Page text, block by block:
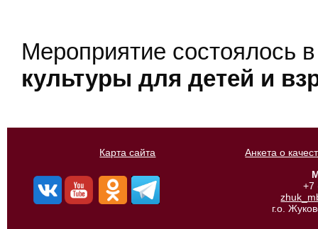
Мероприятие состоялось
культуры для детей и
Карта сайта
Анкета о
+7
г.о.